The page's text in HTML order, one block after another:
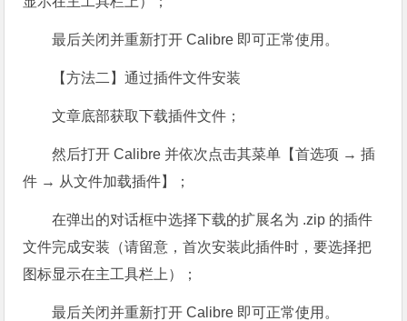
最后关闭并重新打开 Calibre 即可正常使用。
【方法二】通过插件文件安装
文章底部获取下载插件文件；
然后打开 Calibre 并依次点击其菜单【首选项 → 插
件 → 从文件加载插件】；
在弹出的对话框中选择下载的扩展名为 .zip 的插件
文件完成安装（请留意，首次安装此插件时，要选择把
图标显示在主工具栏上）；
最后关闭并重新打开 Calibre 即可正常使用。